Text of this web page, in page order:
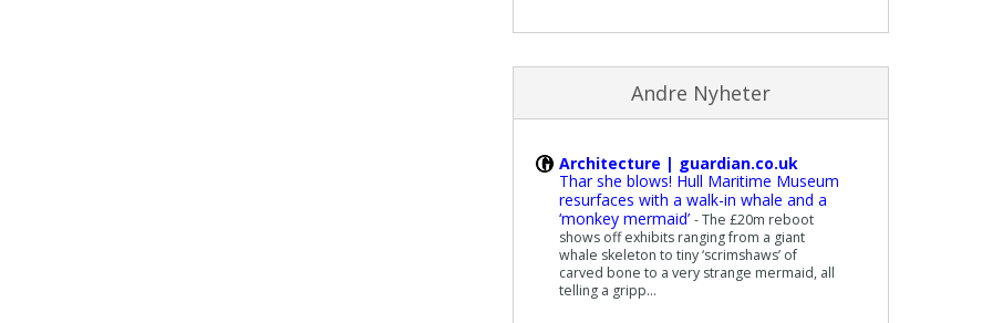
Andre Nyheter
Architecture | guardian.co.uk
Thar she blows! Hull Maritime Museum
resurfaces with a walk-in whale and a
‘monkey mermaid’ -The £20m reboot
shows off exhibits ranging from a giant
whale skeleton to tiny ‘scrimshaws’ of
carved bone to a very strange mermaid, all
telling a gripp...